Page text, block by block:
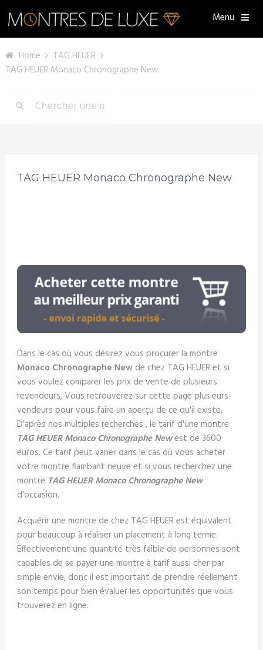
Menu
Home
TAG HEUER
TAG HEUER Monaco Chronographe New
TAG HEUER Monaco Chronographe New
Dans le cas où vous désirez vous procurer la montre
Monaco Chronographe Newde chez TAG HEUER et si
vous voulez comparer les prix de vente de plusieurs
revendeurs, Vous retrouverez sur cette page plusieurs
vendeurs pour vous faire un aperçu de ce qu'il existe.
D'après nos multiples recherches , le tarif d'une montre
TAG HEUER Monaco Chronographe Newest de 3600
euros. Ce tarif peut varier dans le cas où vous acheter
votre montre flambant neuve et si vous recherchez une
montre TAG HEUER Monaco Chronographe New
d'occasion.
Acquérir une montre de chez TAG HEUER est équivalent
pour beaucoup à réaliser un placement à long terme.
Effectivement une quantité très faible de personnes sont
capables de se payer une montre à tarif aussi cher par
simple envie, donc il est important de prendre réellement
son temps pour bien évaluer les opportunités que vous
trouverez en ligne.